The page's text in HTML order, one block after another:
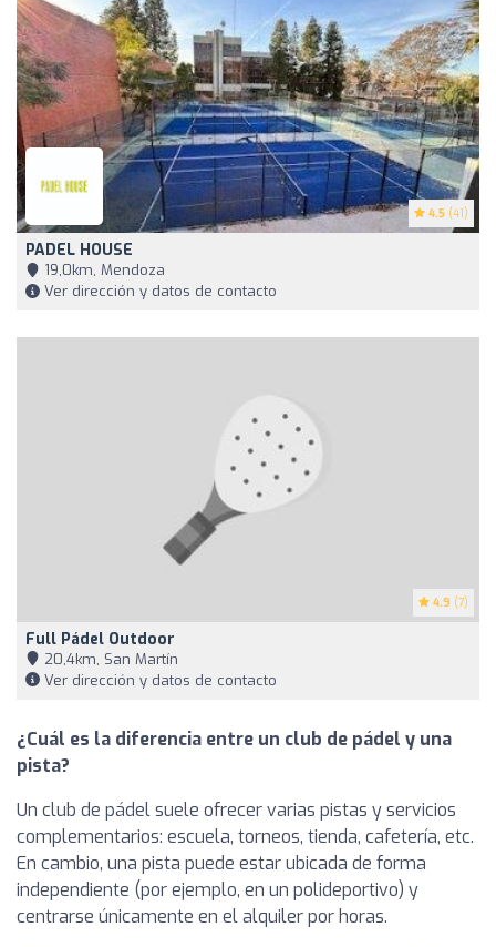
4.5 (41)
PADEL HOUSE
19,0km, Mendoza
Ver dirección y datos de contacto
4.9 (7)
Full Pádel Outdoor
20,4km, San Martín
Ver dirección y datos de contacto
¿Cuál es la diferencia entre un club de pádel y una
pista?
Un club de pádel suele ofrecer varias pistas y servicios
complementarios: escuela, torneos, tienda, cafetería, etc.
En cambio, una pista puede estar ubicada de forma
independiente (por ejemplo, en un polideportivo) y
centrarse únicamente en el alquiler por horas.